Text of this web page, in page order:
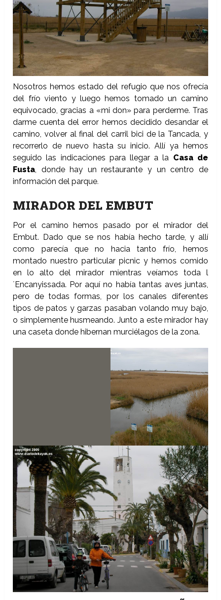
Nosotros hemos estado del refugio que nos ofrecía
del frío viento y luego hemos tomado un camino
equivocado, gracias a «mi don» para perderme. Tras
darme cuenta del error hemos decidido desandar el
camino, volver al final del carril bici de la Tancada, y
recorrerlo de nuevo hasta su inicio. Allí ya hemos
seguido las indicaciones para llegar a la Casa de
Fusta, donde hay un restaurante y un centro de
información del parque.
MIRADOR DEL EMBUT
Por el camino hemos pasado por el mirador del
Embut. Dado que se nos había hecho tarde, y allí
como parecía que no hacia tanto frío, hemos
montado nuestro particular picnic y hemos comido
en lo alto del mirador mientras veíamos toda l
´Encanyissada. Por aquí no había tantas aves juntas,
pero de todas formas, por los canales diferentes
tipos de patos y garzas pasaban volando muy bajo,
o simplemente husmeando. Junto a este mirador hay
una caseta donde hibernan murciélagos de la zona.